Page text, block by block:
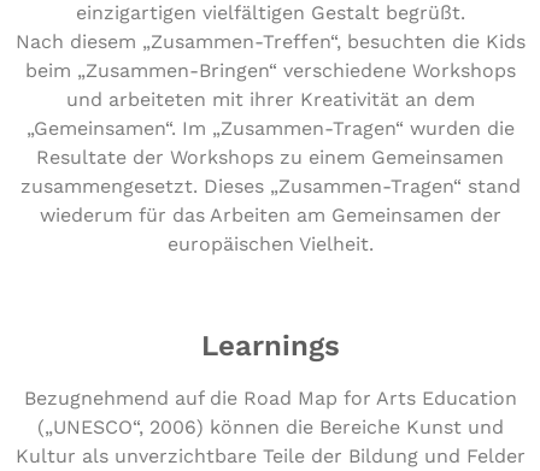
einzigartigen vielfältigen Gestalt begrüßt.
Nach diesem „Zusammen-Treffen“, besuchten die Kids
beim „Zusammen-Bringen“ verschiedene Workshops
und arbeiteten mit ihrer Kreativität an dem
„Gemeinsamen“. Im „Zusammen-Tragen“ wurden die
Resultate der Workshops zu einem Gemeinsamen
zusammengesetzt. Dieses „Zusammen-Tragen“ stand
wiederum für das Arbeiten am Gemeinsamen der
europäischen Vielheit.
Learnings
Bezug­neh­mend auf die Road Map for Arts Education
(„UNESCO“, 2006) können die Bereiche Kunst und
Kultur als unver­zicht­ba­re Teile der Bildung und Felder